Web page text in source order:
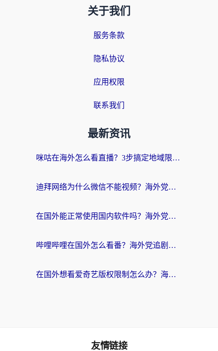
关于我们
服务条款
隐私协议
应用权限
联系我们
最新资讯
咪咕在海外怎么看直播？3步搞定地域限制，还能畅看腾讯视频与国内热剧
迪拜网络为什么微信不能视频？海外党必看的回国加速全攻略
在国外能正常使用国内软件吗？海外党亲测有效的无缝访问指南
哔哩哔哩在国外怎么看番？海外党追剧看片的终极解决方案
在国外想看爱奇艺版权限制怎么办？海外华人必看的追剧自由指南
友情链接